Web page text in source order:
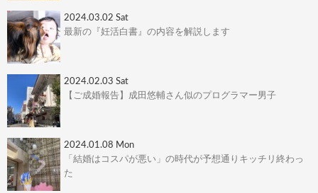
2024.03.02 Sat
最新の『妊活白書』の内容を解説します
2024.02.03 Sat
【ご成婚報告】成田悠輔さん似のプログラマー男子
2024.01.08 Mon
「結婚はコスパが悪い」の時代が予想通りキッチリ終わっ
た